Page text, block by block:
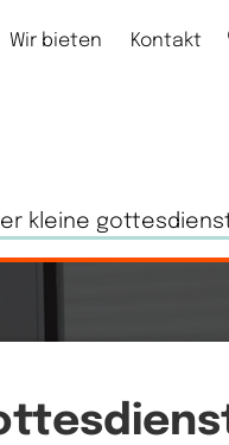
Wir bieten Kontakt
kleine